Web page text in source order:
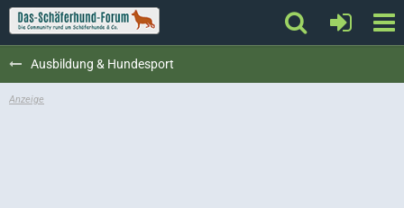
Ausbildung & Hundesport